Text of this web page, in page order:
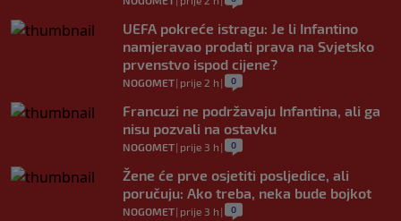
UEFA pokreće istragu: Je li Infantino
namjeravao prodati prava na Svjetsko
prvenstvo ispod cijene?
NOGOMET| prije 2 h | 0
Francuzi ne podržavaju Infantina, ali ga
nisu pozvali na ostavku
NOGOMET| prije 3 h | 0
Žene će prve osjetiti posljedice, ali
poručuju: Ako treba, neka bude bojkot
NOGOMET| prije 3 h | 0